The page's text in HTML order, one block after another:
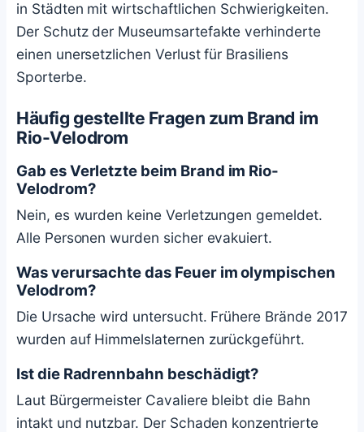
in Städten mit wirtschaftlichen Schwierigkeiten.
Der Schutz der Museumsartefakte verhinderte
einen unersetzlichen Verlust für Brasiliens
Sporterbe.
Häufig gestellte Fragen zum Brand im
Rio-Velodrom
Gab es Verletzte beim Brand im Rio-
Velodrom?
Nein, es wurden keine Verletzungen gemeldet.
Alle Personen wurden sicher evakuiert.
Was verursachte das Feuer im olympischen
Velodrom?
Die Ursache wird untersucht. Frühere Brände 2017
wurden auf Himmelslaternen zurückgeführt.
Ist die Radrennbahn beschädigt?
Laut Bürgermeister Cavaliere bleibt die Bahn
intakt und nutzbar. Der Schaden konzentrierte